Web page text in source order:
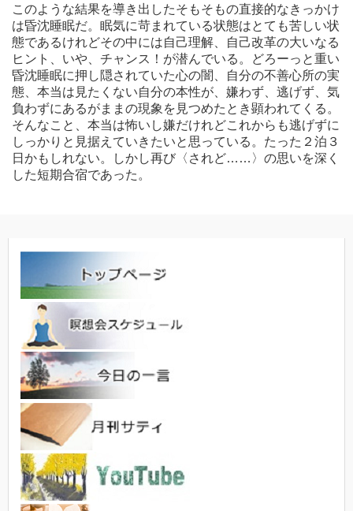
このような結果を導き出したそもそもの直接的なきっかけ
は昏沈睡眠だ。眠気に苛まれている状態はとても苦しい状
態であるけれどその中には自己理解、自己改革の大いなる
ヒント、いや、チャンス！が潜んでいる。どろーっと重い
昏沈睡眠に押し隠されていた心の闇、自分の不善心所の実
態、本当は見たくない自分の本性が、嫌わず、逃げず、気
負わずにあるがままの現象を見つめたとき顕われてくる。
そんなこと、本当は怖いし嫌だけれどこれからも逃げずに
しっかりと見据えていきたいと思っている。たった２泊３
日かもしれない。しかし再び〈されど……〉の思いを深く
した短期合宿であった。